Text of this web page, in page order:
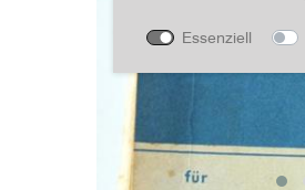
Essenziell